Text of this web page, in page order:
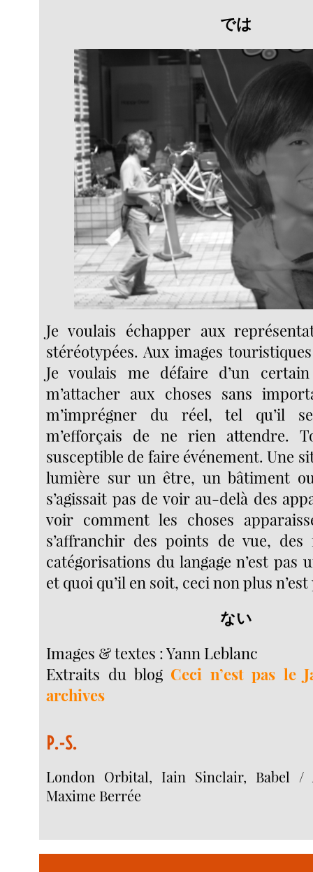
では
Je voulais échapper aux
stéréotypées. Aux images
Je voulais me défaire d’un
m’attacher aux choses sans
m’imprégner du réel, tel qu’il
m’efforçais de ne rien attendre.
susceptible de faire événement. Une
lumière sur un être, un bâtiment
s’agissait pas de voir au-delà des
voir comment les choses
s’affranchir des points de vue, des
catégorisations du langage n’est pas
et quoi qu’il en soit, ceci non plus n’est
ない
Images & textes : Yann Leblanc
Extraits du blog Ceci n’est pas le
archives
P.-S.
London Orbital, Iain Sinclair, Babel /
Maxime Berrée